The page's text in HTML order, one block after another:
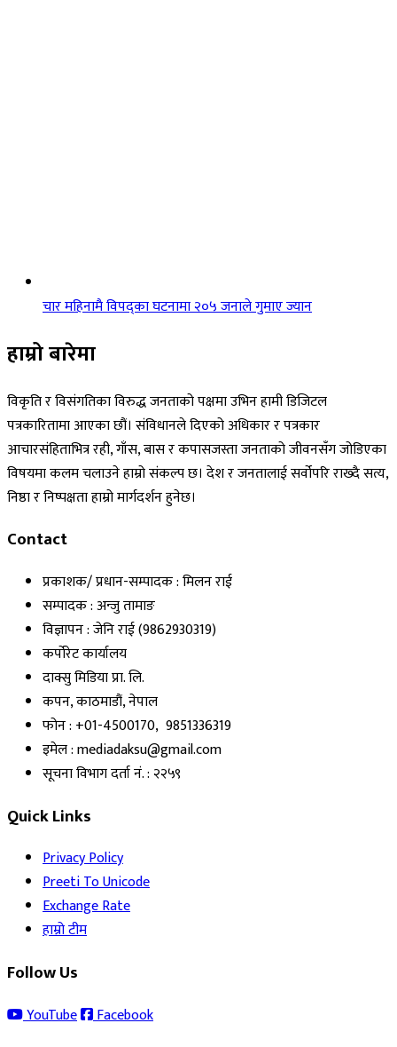
चार महिनामै विपद्का घटनामा २०५ जनाले गुमाए ज्यान
हाम्रो बारेमा
विकृति र विसंगतिका विरुद्ध जनताको पक्षमा उभिन हामी डिजिटल
पत्रकारितामा आएका छौं। संविधानले दिएको अधिकार र पत्रकार
आचारसंहिताभित्र रही, गाँस, बास र कपासजस्ता जनताको जीवनसँग जोडिएका
विषयमा कलम चलाउने हाम्रो संकल्प छ। देश र जनतालाई सर्वोपरि राख्दै सत्य,
निष्ठा र निष्पक्षता हाम्रो मार्गदर्शन हुनेछ।
Contact
प्रकाशक/ प्रधान-सम्पादक : मिलन राई
सम्पादक : अन्जु तामाङ
विज्ञापन : जेनि राई (9862930319)
कर्पोरेट कार्यालय
दाक्सु मिडिया प्रा. लि.
कपन, काठमाडौं, नेपाल
फोन : +01-4500170, 9851336319
इमेल : mediadaksu@gmail.com
सूचना विभाग दर्ता नं. : २२५९
Quick Links
Privacy Policy
Preeti To Unicode
Exchange Rate
हाम्रो टीम
Follow Us
YouTube
Facebook